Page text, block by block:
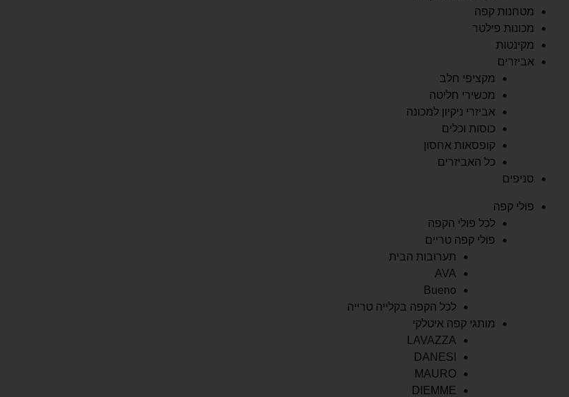
מטחנות קפה
מכונות פילטר
מקינטות
אביזרים
מקציפי חלב
מכשירי חליטה
אביזרי ניקיון למכונה
כוסות וכלים
קופסאות אחסון
כל האביזרים
סניפים
פולי קפה
לכל פולי הקפה
פולי קפה טריים
תערובות הבית
AVA
Bueno
לכל הקפה בקלייה טרייה
מותגי קפה איטלקי
LAVAZZA
DANESI
MAURO
DIEMME